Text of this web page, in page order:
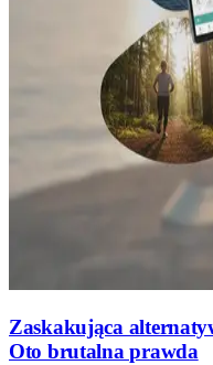
Zaskakująca
Oto brutalna prawda